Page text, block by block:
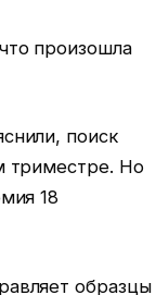
произошла
поиск
триместре. Но
18
образцы